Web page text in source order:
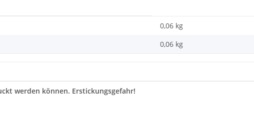
0,06 kg
0,06 kg
werden können. Erstickungsgefahr!